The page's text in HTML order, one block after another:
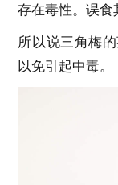
存在毒性。误食
所以说三角梅
以免引起中毒。